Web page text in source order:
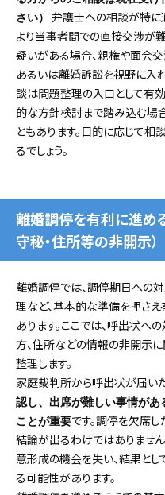
さい）
弁護士への相談が特に
より当事者間での直接交渉が
疑いがある場合、親権や面会
あるいは離婚訴訟を視野に入
談は問題整理の入口として有
的な方針検討まで踏み込む場
ともあります。目的に応じて
るでしょう。
離婚調停を有利に進め
守秘・住所等の非開示）
離婚調停では、調停期日への
理など、基本的な準備を押さ
あります。ここでは、呼出状へ
方、住所などの情報の非開示
整理します。
家庭裁判所から呼出状が届い
認し、出席が難しい事情が
ことが重要です。調停を欠席
結論が出るわけではありませ
意形成の機会を失い、結果と
る可能性があります。